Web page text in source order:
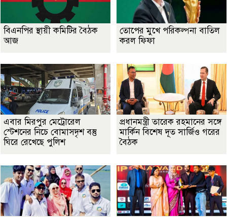
বিএনপির স্থায়ী কমিটির বৈঠক
আজ
তোপের মুখে পরিকল্পনা বাতিল
করল ফিফা
এবার মিরপুর মেট্রোরেল
স্টেশনের নিচে বোমাসদৃশ বস্তু
ঘিরে রেখেছে পুলিশ
প্রধানমন্ত্রী তারেক রহমানের সঙ্গে
মার্কিন বিশেষ দূত সার্জিও গরের
বৈঠক